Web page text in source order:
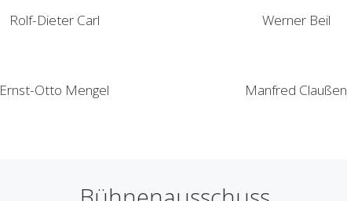
Rolf-Dieter Carl Werner Beil
Ernst-Otto Mengel Manfred Claußen